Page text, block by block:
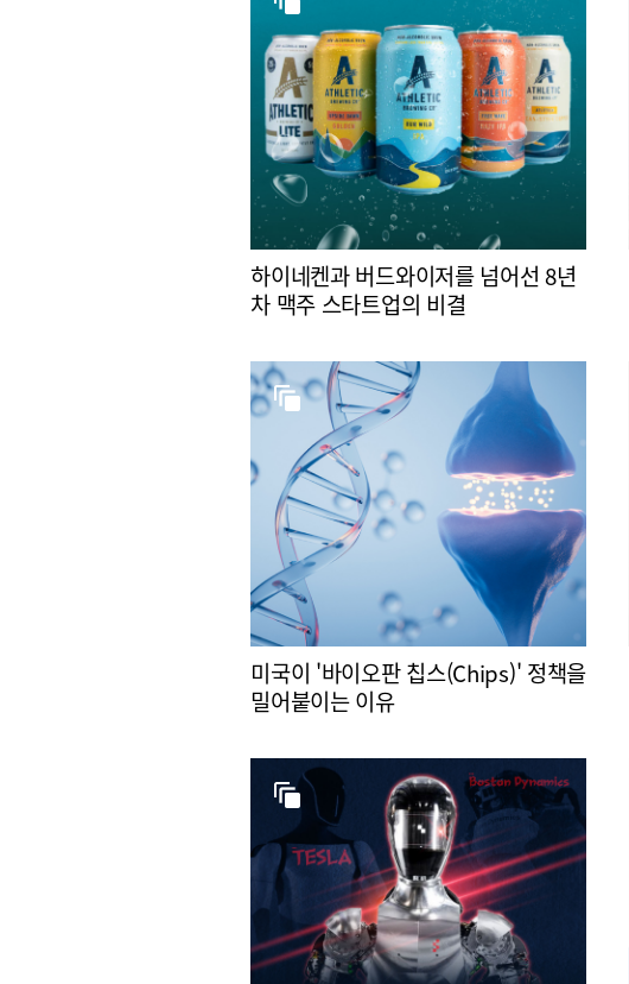
하이네켄과 버드와이저를 넘어선 8년
차 맥주 스타트업의 비결
미국이 '바이오판 칩스(Chips)' 정책을
밀어붙이는 이유